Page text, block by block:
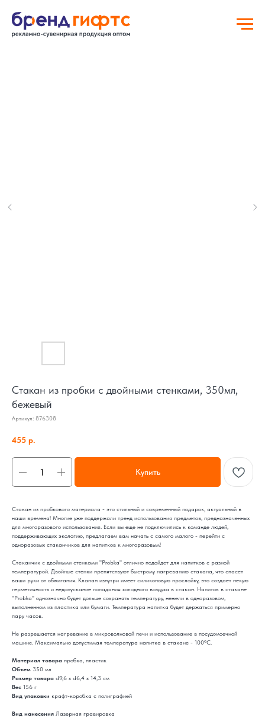
Стакан из пробки с двойными стенками, 350мл,
бежевый
Артикул: 876308
455 р.
Купить
Стакан из пробкового материала - это стильный и современный подарок, актуальный в
наши времена! Многие уже поддержали тренд использования предметов, предназначенных
для многоразового использования. Если вы еще не подключились к команде людей,
поддерживающих экологию, предлагаем вам начать с самого малого - перейти с
одноразовых стаканчиков для напитков к многоразовым!
Стаканчик с двойными стенками "Probka" отлично подойдет для напитков с разной
температурой. Двойные стенки препятствуют быстрому нагреванию стакана, что спасет
ваши руки от обжигания. Клапан изнутри имеет силиконовую прослойку, это создает некую
герметичность и недопускание попадания холодного воздуха в стакан. Напиток в стакане
"Probka" однозначно будет дольше сохранять температуру, нежели в одноразовом,
выполненном из пластика или бумаги. Температура напитка будет держаться примерно
пару часов.
Не разрешается нагревание в микроволновой печи и использование в посудомоечной
машине. Максимально допустимая температура напитка в стакане - 100°C.
Материал товара пробка, пластик
Объем 350 мл
Размер товара d9,6 х d6,4 х 14,3 см
Вес 156 г
Вид упаковки крафт-коробка с полиграфией
Вид нанесения Лазерная гравировка